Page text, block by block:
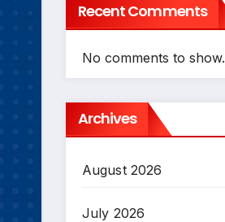
Recent Comments
No comments to show.
Archives
August 2026
July 2026